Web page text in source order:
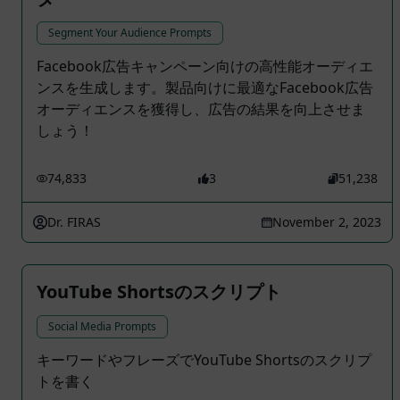
Segment Your Audience Prompts
Facebook広告キャンペーン向けの高性能オーディエ
ンスを生成します。製品向けに最適なFacebook広告
オーディエンスを獲得し、広告の結果を向上させま
しょう！
74,833 3 51,238
Dr. FIRAS November 2, 2023
YouTube Shortsのスクリプト
Social Media Prompts
キーワードやフレーズでYouTube Shortsのスクリプ
トを書く